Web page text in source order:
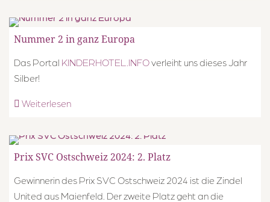
Nummer 2 in ganz Europa
Das Portal KINDERHOTEL.INFOverleiht uns dieses Jahr
Silber!
Weiterlesen
Prix SVC Ostschweiz 2024: 2. Platz
Gewinnerin des Prix SVC Ostschweiz 2024 ist die Zindel
United aus Maienfeld. Der zweite Platz geht an die